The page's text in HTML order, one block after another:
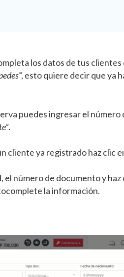
los datos de tus clientes
”, esto quiere decir que ya
puedes ingresar el número
.
cliente ya registrado haz clic
el número de documento y haz
la información.